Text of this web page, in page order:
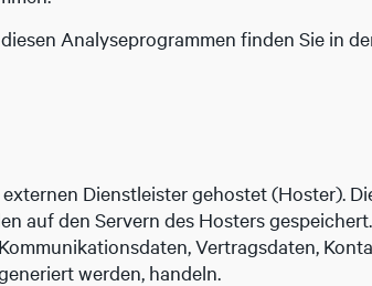
Analyseprogrammen finden Sie in
Dienstleister gehostet (Hoster).
auf den Servern des Hosters
Vertragsdaten,
werden, handeln.